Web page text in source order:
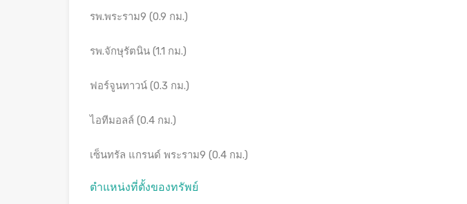
รพ.พระราม9 (0.9 กม.)
รพ.จักษุรัตนิน (1.1 กม.)
ฟอร์จูนทาวน์ (0.3 กม.)
ไอทีมอลล์ (0.4 กม.)
เซ็นทรัล แกรนด์ พระราม9 (0.4 กม.)
ตำแหน่งที่ตั้งของทรัพย์